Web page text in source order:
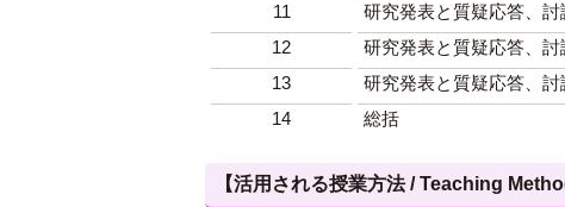
11
研究発表と質疑応答、討
12
研究発表と質疑応答、討
13
研究発表と質疑応答、討
14
総括
【活用される授業方法 / Teaching